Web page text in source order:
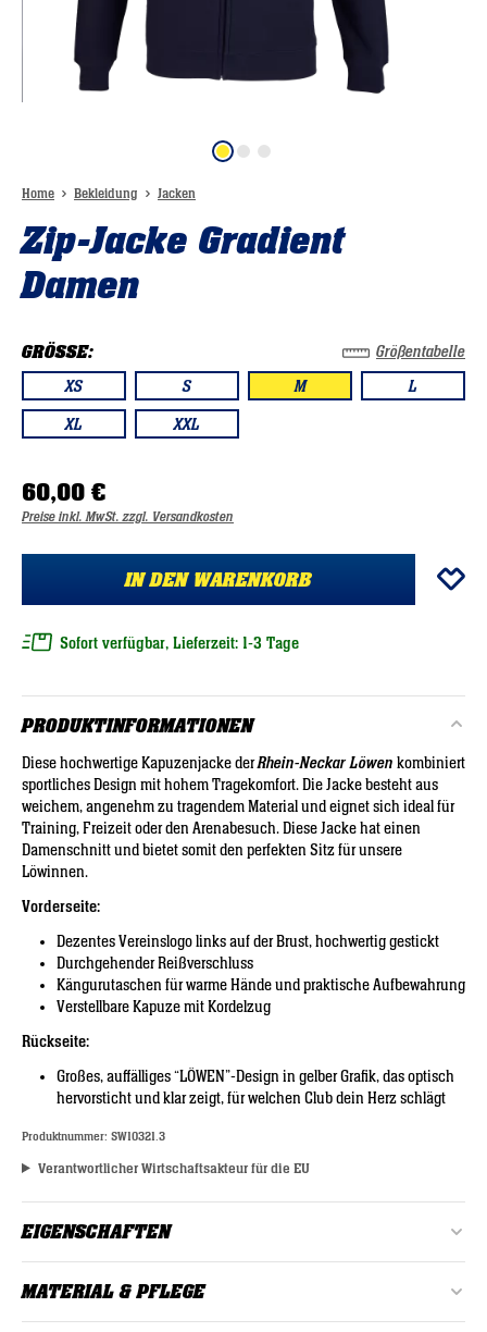
Home Bekleidung Jacken
Zip-Jacke Gradient
Damen
GRÖSSE: Größentabelle
XS S M L
XL XXL
60,00 €
Preise inkl. MwSt. zzgl. Versandkosten
IN DEN WARENKORB
Sofort verfügbar, Lieferzeit: 1-3 Tage
PRODUKTINFORMATIONEN
Diese hochwertige Kapuzenjacke derRhein-Neckar Löwen kombiniert
sportliches Design mit hohem Tragekomfort. Die Jacke besteht aus
weichem, angenehm zu tragendem Material und eignet sich ideal für
Training, Freizeit oder den Arenabesuch. Diese Jacke hat einen
Damenschnitt und bietet somit den perfekten Sitz für unsere
Löwinnen.
Vorderseite:
Dezentes Vereinslogo links auf der Brust, hochwertig gestickt
Durchgehender Reißverschluss
Kängurutaschen für warme Hände und praktische Aufbewahrung
Verstellbare Kapuze mit Kordelzug
Rückseite:
Großes, auffälliges “LÖWEN”-Design in gelber Grafik, das optisch
hervorsticht und klar zeigt, für welchen Club dein Herz schlägt
Produktnummer: SW10321.3
Verantwortlicher Wirtschaftsakteur für die EU
EIGENSCHAFTEN
Farbe: Dunkelblau, Gelb
MATERIAL & PFLEGE